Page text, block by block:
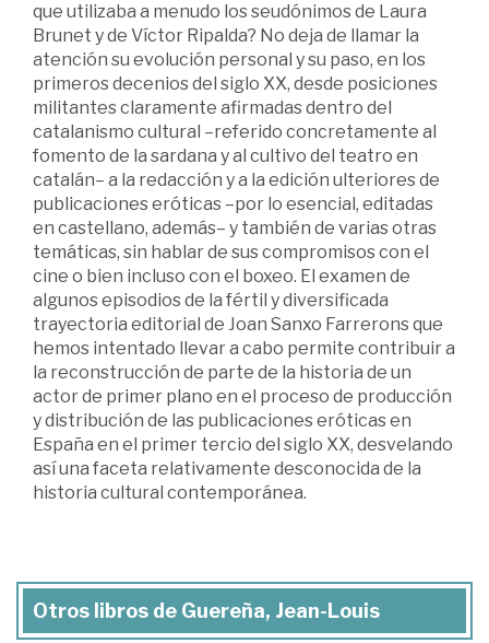
que utilizaba a menudo los seudónimos de Laura
Brunet y de Víctor Ripalda? No deja de llamar la
atención su evolución personal y su paso, en los
primeros decenios del siglo XX, desde posiciones
militantes claramente afirmadas dentro del
catalanismo cultural –referido concretamente al
fomento de la sardana y al cultivo del teatro en
catalán– a la redacción y a la edición ulteriores de
publicaciones eróticas –por lo esencial, editadas
en castellano, además– y también de varias otras
temáticas, sin hablar de sus compromisos con el
cine o bien incluso con el boxeo. El examen de
algunos episodios de la fértil y diversificada
trayectoria editorial de Joan Sanxo Farrerons que
hemos intentado llevar a cabo permite contribuir a
la reconstrucción de parte de la historia de un
actor de primer plano en el proceso de producción
y distribución de las publicaciones eróticas en
España en el primer tercio del siglo XX, desvelando
así una faceta relativamente desconocida de la
historia cultural contemporánea.
Otros libros de Guereña, Jean-Louis